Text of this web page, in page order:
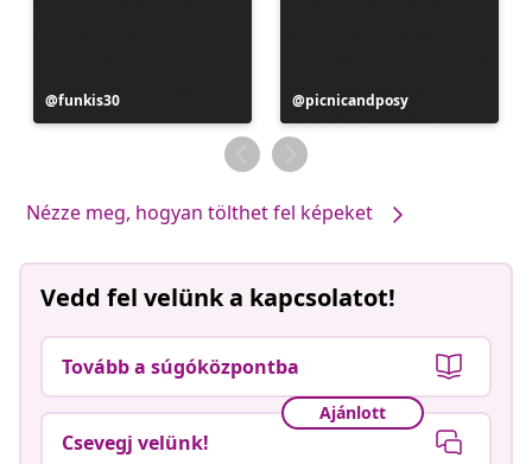
Bejegyzés
közzétevője
funkis30
Bejegyzés
közzétevője
picnicandposy
Nézze meg, hogyan tölthet fel képeket
Vedd fel velünk a kapcsolatot!
Tovább a súgóközpontba
Ajánlott
Csevegj velünk!